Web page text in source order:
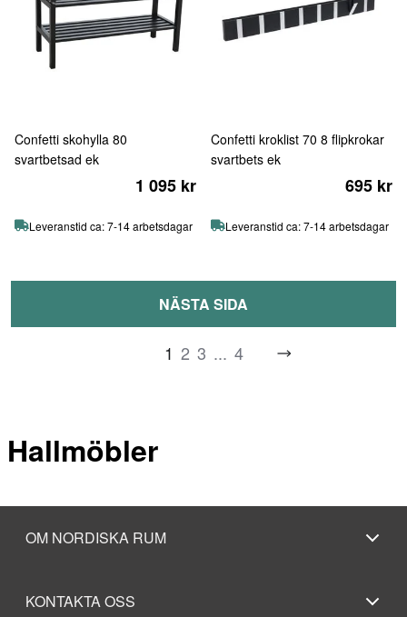
Confetti skohylla 80
svartbetsad ek
1 095 kr
Leveranstid ca: 7-14 arbetsdagar
Confetti kroklist 70 8 flipkrokar
svartbets ek
695 kr
Leveranstid ca: 7-14 arbetsdagar
NÄSTA SIDA
1 2 3 ... 4
Hallmöbler
OM NORDISKA RUM
KONTAKTA OSS